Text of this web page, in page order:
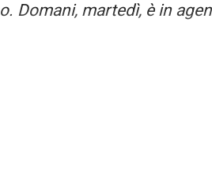
Domani, martedì, è in